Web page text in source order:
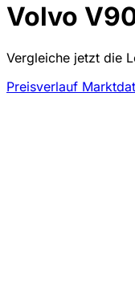
Volvo
Vergleiche jetzt die
Preisverlauf